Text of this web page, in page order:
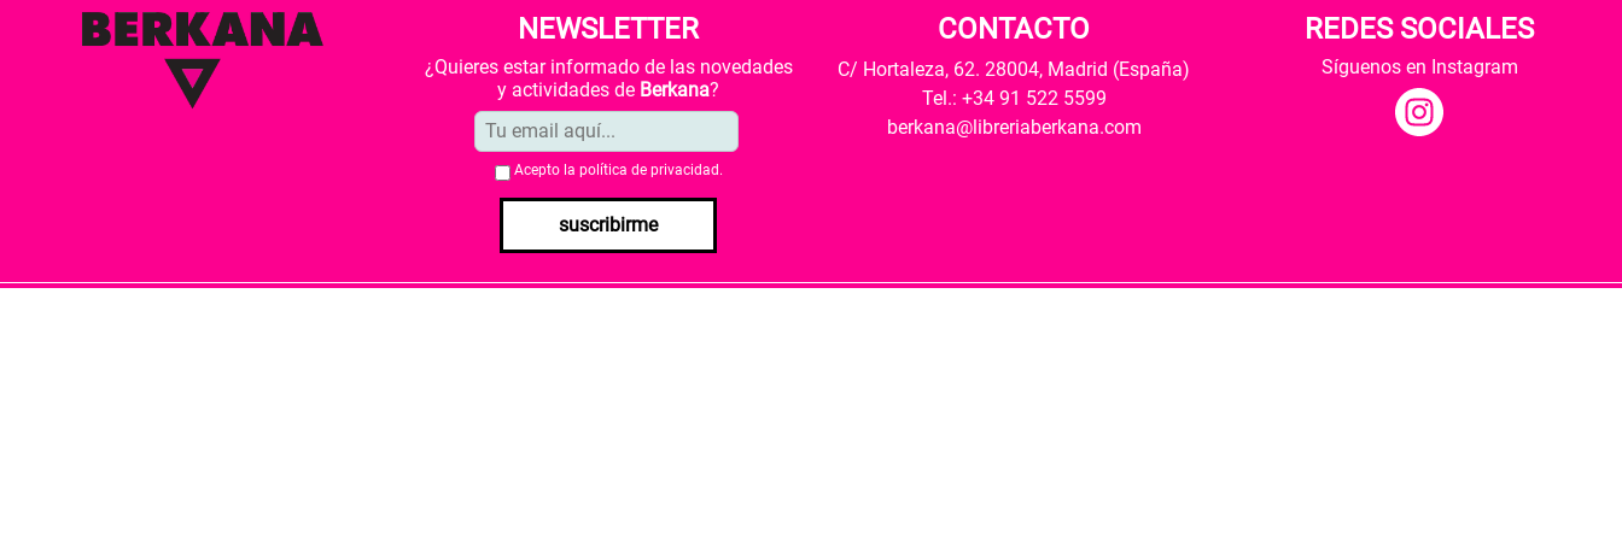
NEWSLETTER
¿Quieres estar informado de las novedades
y actividades de Berkana?
Acepto la política de privacidad .
suscribirme
CONTACTO
C/ Hortaleza, 62. 28004, Madrid (España)
Tel.: +34 91 522 5599
berkana@libreriaberkana.com
REDES SOCIALES
Síguenos en Instagram